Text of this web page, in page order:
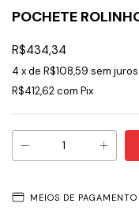
POCHETE
R$434,34
4 x de R$108,59 sem juros
R$412,62com Pix
MEIOS DE PAGAMENTO